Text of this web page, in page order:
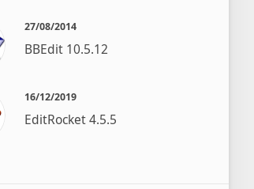
27/08/2014
BBEdit 10.5.12
16/12/2019
EditRocket 4.5.5